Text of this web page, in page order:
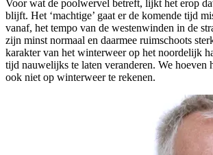
Voor wat de poolwervel betreft, lijkt het erop
blijft. Het ‘machtige’ gaat er de komende tijd
vanaf, het tempo van de westenwinden in de
zijn minst normaal en daarmee ruimschoots
karakter van het winterweer op het noordelijk
tijd nauwelijks te laten veranderen. We hoeven
ook niet op winterweer te rekenen.